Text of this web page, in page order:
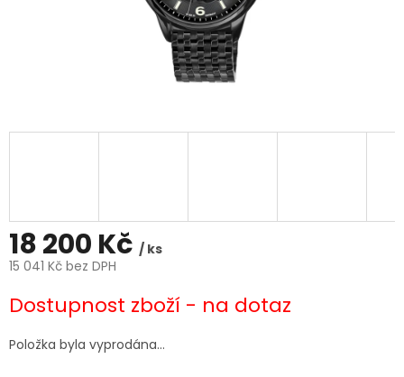
18 200 Kč / ks
15 041 Kč bez DPH
cena:
Dostupnost zboží - na dotaz
Položka byla vyprodána…